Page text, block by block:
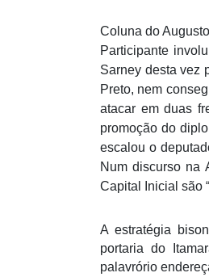
Coluna do
Participante
Sarney desta vez
Preto, nem
atacar em duas
promoção do
escalou o
Num discurso na
Capital Inicial são
A estratégia
portaria do
palavrório